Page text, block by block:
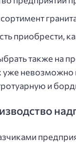
приобрести,
также на
уже
и